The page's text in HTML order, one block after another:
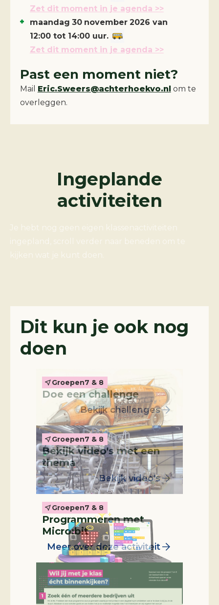
Zet dit moment in je agenda >>
maandag 30 november 2026 van
12:00 tot 14:00 uur.
Zet dit moment in je agenda >>
Past een moment niet?
Mail Eric.Sweers@achterhoekvo.nl om te
overleggen.
Ingeplande
activiteiten
Je hebt nog geen eigen klassenactiviteiten
ingepland, scroll verder naar beneden om te
kijken wat je kunt doen.
Dit kun je ook nog
doen
Groepen7 & 8
Doe een challenge
Bekijk challenges
Groepen7 & 8
Bekijk video's met een
thema
Bekijk video's
Leskist
Groepen7 & 8
Programmeren met
Micro:bit
Meer over deze activiteit